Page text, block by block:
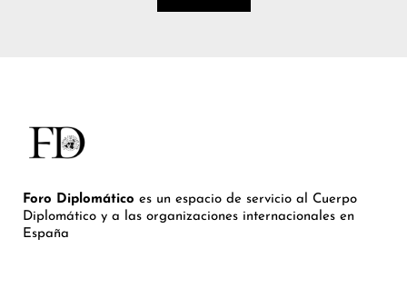
Foro Diplomático es un espacio de servicio al Cuerpo
Diplomático y a las organizaciones internacionales en
España